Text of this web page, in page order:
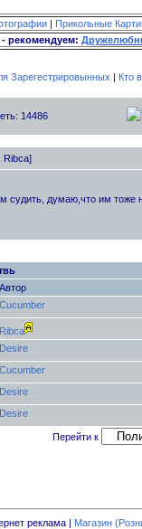
| Прикольные
рекомендуем:
Зарегестрировынных | Кто
14486
Ribca]
судить, думаю,что им тоже
Автор
Cucumber
Ribca
Desire
Cucumber
Desire
Desire
Перейти к
реклама | Магазин